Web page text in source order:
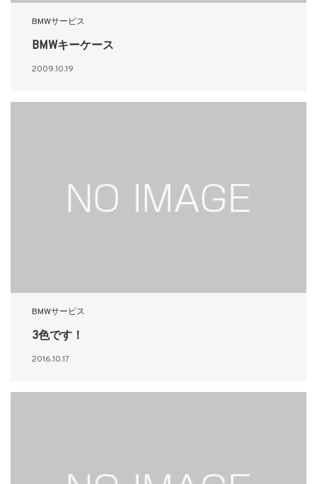
BMWサービス
BMWキーケース
2009.10.19
BMWサービス
3色です！
2016.10.17